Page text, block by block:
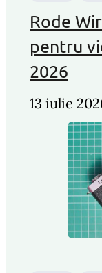
Rode
pentru
2026
13 iulie